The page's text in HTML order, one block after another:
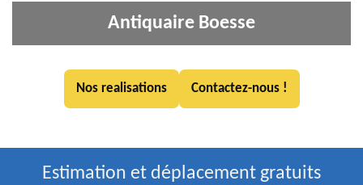
Antiquaire Boesse
Nos realisations Contactez-nous !
Estimation et déplacement gratuits